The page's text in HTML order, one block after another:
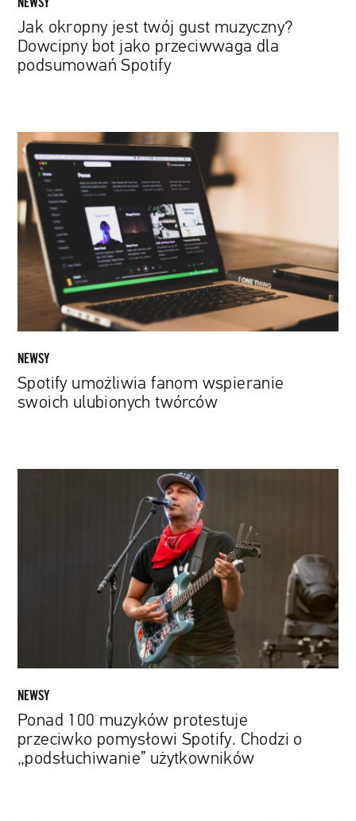
Jak okropny jest twój gust muzyczny?
Dowcipny bot jako przeciwwaga dla
podsumowań Spotify
Spotify
umożliwia
fanom
wspieranie
swoich
ulubionych
twórców
NEWSY
Spotify umożliwia fanom wspieranie
swoich ulubionych twórców
użytkowników
NEWSY
Ponad 100 muzyków protestuje
przeciwko pomysłowi Spotify. Chodzi o
„podsłuchiwanie” użytkowników